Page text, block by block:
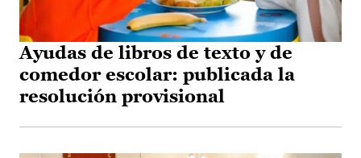
Ayudas de libros de texto y de
comedor escolar: publicada la
resolución provisional